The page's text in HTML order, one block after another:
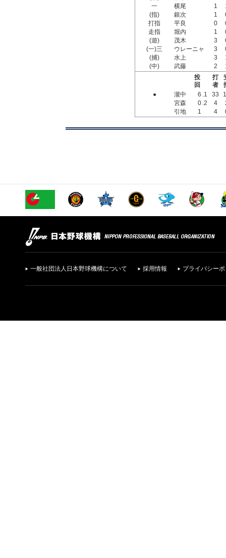
一
横尾 1
(指)
銀次 1
打指
平良 0
走指
堀内 1
(遊)
茂木 3
(一)三
ウレーニャ 3
(捕)
水上 3
(中)
武藤 2
投
回
打
者
●
瀧中 6 .1 33
宮森
0 .2 4
引地
1 4
一般社団法人日本野球機構について 採用情報 プライバシー